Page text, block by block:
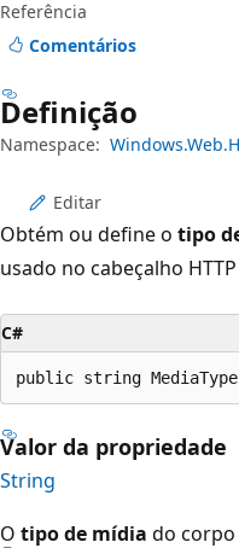
Referência
Comentários
Definição
Namespace:
Editar
Obtém ou define o tipo
usado no cabeçalho HTTP
C#
public string
Valor da propriedade
String
O tipo de mídia do corpo